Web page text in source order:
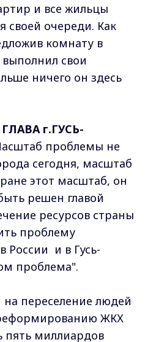
и все жильцы
своей очереди. Как
комнату в
свои
ничего он здесь
г.ГУСЬ-
проблемы не
сегодня, масштаб
этот масштаб, он
решен главой
ресурсов страны
проблему
России и в Гусь-
проблема".
переселение людей
ЖКХ
пять миллиардов